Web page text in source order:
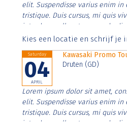
elit. Suspendisse varius enim in
tristique. Duis cursus, mi quis
interdum nulla, ut commodo
Aenean faucibus nibh et justo
Kies een locatie en schrijf je
Saturday
04
APRIL
Kawasaki Promo
Druten (GD)
Lorem ipsum dolor sit amet,
elit. Suspendisse varius enim in
tristique. Duis cursus, mi quis
interdum nulla, ut commodo